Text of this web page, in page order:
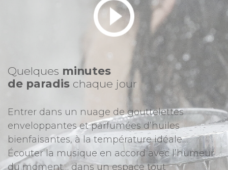
Quelques minutes
de paradis chaque jour
Entrer dans un nuage de gouttelettes
enveloppantes et parfumées d’huiles
bienfaisantes, à la température idéale…
Écouter la musique en accord avec l’humeur
du moment… dans un espace tout